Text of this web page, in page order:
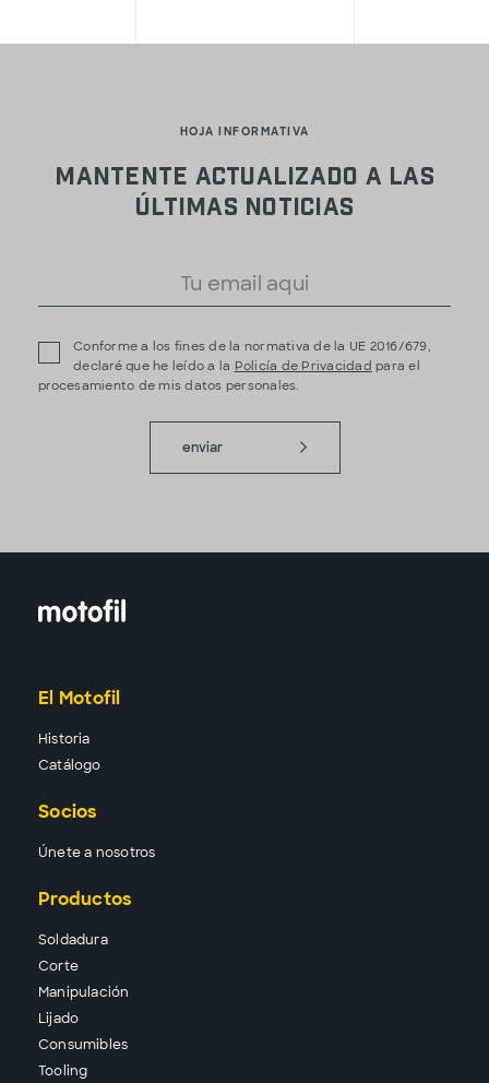
HOJA INFORMATIVA
Mantente actualizado a las
últimas noticias
Conforme a los fines de la normativa de la UE 2016/679,
declaré que he leído a la Policía de Privacidad para el
procesamiento de mis datos personales.
enviar
El Motofil
Historia
Catálogo
Socios
Únete a nosotros
Productos
Soldadura
Corte
Manipulación
Lijado
Consumibles
Tooling